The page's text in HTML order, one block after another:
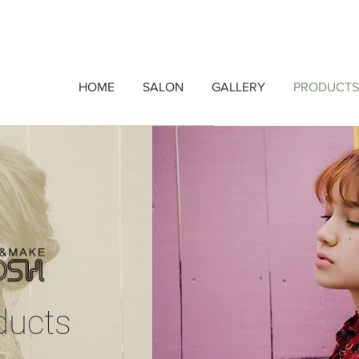
HOME SALON GALLERY PRODUCTS